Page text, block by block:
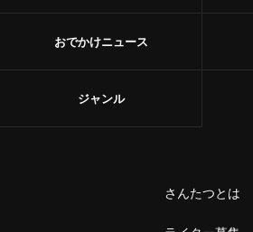
おでかけニュース
ジャンル
さんたつとは